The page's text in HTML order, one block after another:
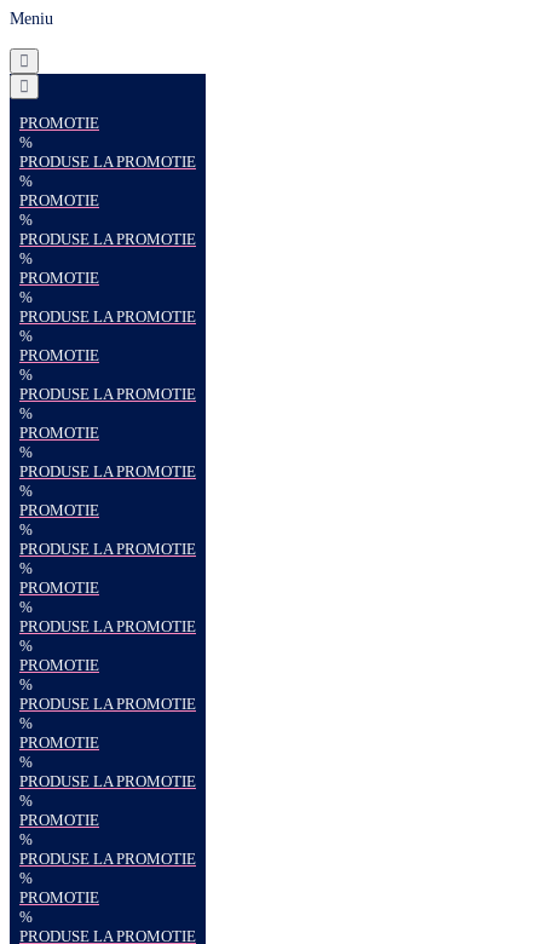
Meniu
PROMOTIE
%
PRODUSE LA PROMOTIE
%
PROMOTIE
%
PRODUSE LA PROMOTIE
%
PROMOTIE
%
PRODUSE LA PROMOTIE
%
PROMOTIE
%
PRODUSE LA PROMOTIE
%
PROMOTIE
%
PRODUSE LA PROMOTIE
%
PROMOTIE
%
PRODUSE LA PROMOTIE
%
PROMOTIE
%
PRODUSE LA PROMOTIE
%
PROMOTIE
%
PRODUSE LA PROMOTIE
%
PROMOTIE
%
PRODUSE LA PROMOTIE
%
PROMOTIE
%
PRODUSE LA PROMOTIE
%
PROMOTIE
%
PRODUSE LA PROMOTIE